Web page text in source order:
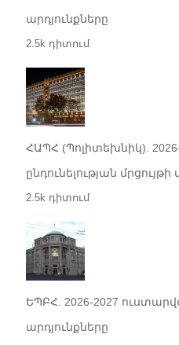
արդյունքները
2.5k դիտում
ՀԱՊՀ (Պոլիտեխնիկ).
ընդունելության մրցույթի
2.5k դիտում
ԵՊԲՀ. 2026-2027
արդյունքները